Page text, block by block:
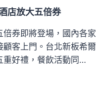
店放大五倍券
倍券即將登場，國內各家
顧客上門。台北新板希爾
重好禮，餐飲活動同…